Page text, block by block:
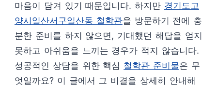
마음이 담겨 있기 때문입니다. 하지만 경기도고
양시일산서구일산동 철학관을 방문하기 전에 충
분한 준비를 하지 않으면, 기대했던 해답을 얻지
못하고 아쉬움을 느끼는 경우가 적지 않습니다.
성공적인 상담을 위한 핵심 철학관 준비물은 무
엇일까요? 이 글에서 그 비결을 상세히 안내해